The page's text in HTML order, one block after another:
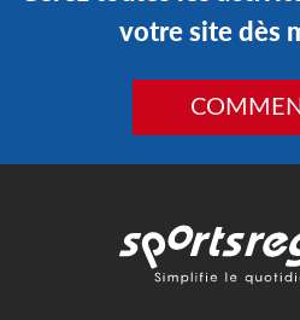
votre site dès